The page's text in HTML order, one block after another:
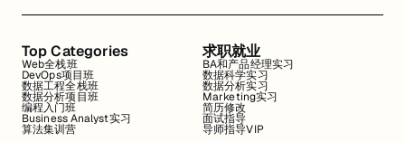
Top Categories
Web全栈班
DevOps项目班
数据工程全栈班
数据分析项目班
编程入门班
Business Analyst实习
算法集训营
求职就业
BA和产品经理实习
数据科学实习
数据分析实习
Marketing实习
简历修改
面试指导
导师指导VIP